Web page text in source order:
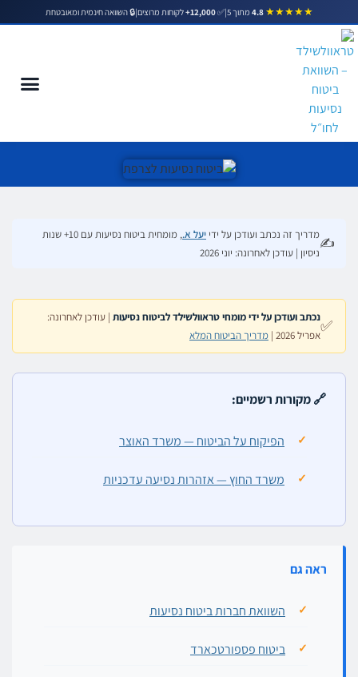
★★★★★
4.8 מתוך 5 |
✅
12,000+ לקוחות מרוצים|🔒 השוואה חינמית ומאובטחת
✍️
מדריך זה נכתב ועודכן על ידי יעל א.
, מומחית ביטוח נסיעות עם 10+ שנות
ניסיון | עודכן לאחרונה: יוני 2026
✅נכתב ועודכן על ידי מומחי טראוולשילד לביטוח נסיעות | עודכן לאחרונה:
אפריל 2026 |
מדריך הביטוח המלא
🔗 מקורות רשמיים:
הפיקוח על הביטוח — משרד האוצר
משרד החוץ — אזהרות נסיעה עדכניות
ראה גם
השוואת חברות ביטוח נסיעות
ביטוח פספורטכארד